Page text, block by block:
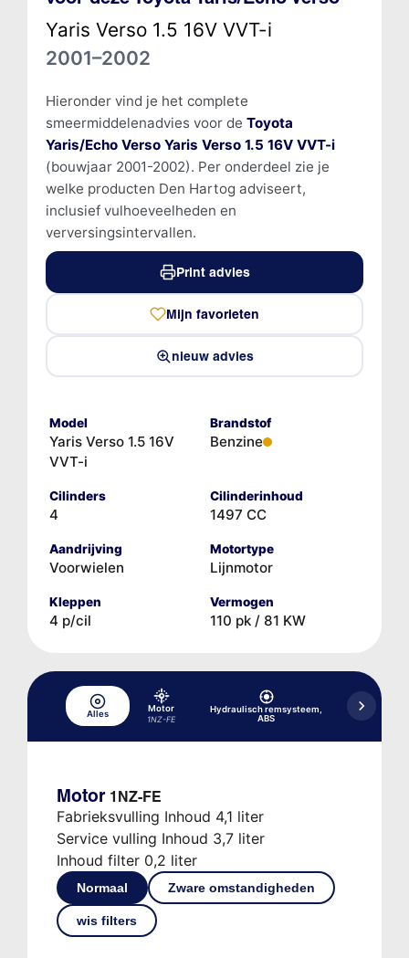
Yaris Verso 1.5 16V VVT-i
2001–2002
Hieronder vind je het complete
smeermiddelenadvies voor de Toyota
Yaris/Echo Verso Yaris Verso 1.5 16V VVT-i
(bouwjaar 2001-2002). Per onderdeel zie je
welke producten Den Hartog adviseert,
inclusief vulhoeveelheden en
verversingsintervallen.
Print advies
Mijn favorieten
nieuw advies
Model
Yaris Verso 1.5 16V
VVT-i
Brandstof
Benzine
Cilinders
4
Cilinderinhoud
1497 CC
Aandrijving
Voorwielen
Motortype
Lijnmotor
Kleppen
4 p/cil
Vermogen
110 pk / 81 KW
Alles
Motor
1NZ-FE
Hydraulisch remsysteem,
ABS
Motor 1NZ-FE
Fabrieksvulling Inhoud 4,1 liter
Service vulling Inhoud 3,7 liter
Inhoud filter 0,2 liter
Normaal Zware omstandigheden
wis filters